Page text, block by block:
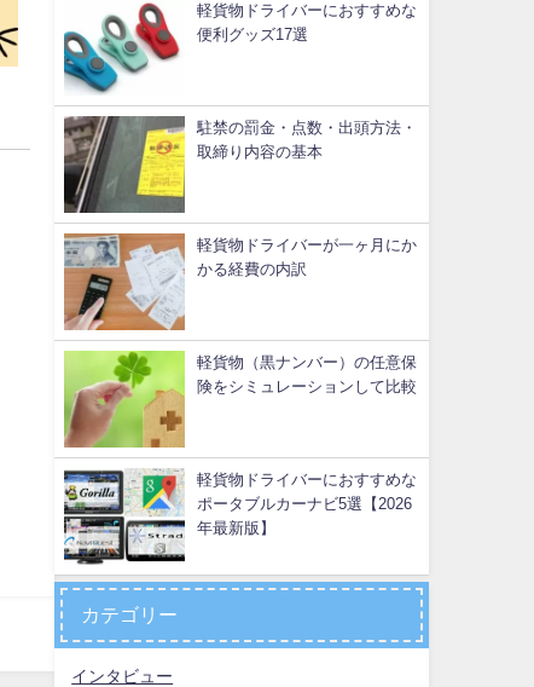
軽貨物ドライバーにおすすめな
便利グッズ17選
駐禁の罰金・点数・出頭方法・
取締り内容の基本
軽貨物ドライバーが一ヶ月にか
かる経費の内訳
軽貨物（黒ナンバー）の任意保
険をシミュレーションして比較
軽貨物ドライバーにおすすめな
ポータブルカーナビ5選【2026
年最新版】
カテゴリー
インタビュー